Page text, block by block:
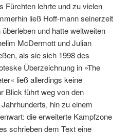
Fürchten lehrte und zu vielen
ließ Hoff-mann seinerzeit
und hatte weltweiten
McDermott und Julian
als sie sich 1998 des
Überzeichnung in »The
ließ allerdings keine
Blick führt weg von den
hin zu einem
die erweiterte Kampfzone
schrieben dem Text eine